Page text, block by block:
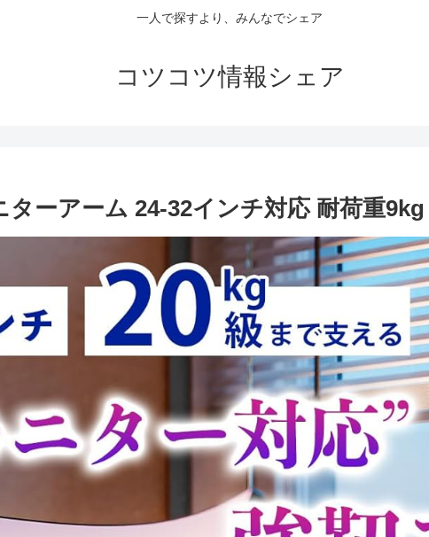
一人で探すより、みんなでシェア
コツコツ情報シェア
ターアーム 24-32インチ対応 耐荷重